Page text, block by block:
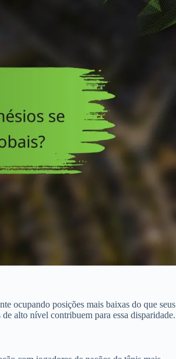
ocupando posições mais baixas do que seus
alto nível contribuem para essa disparidade.